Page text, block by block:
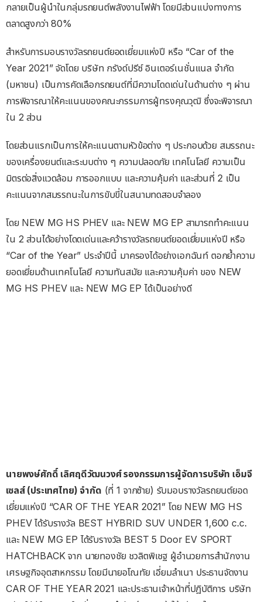
กลายเป็นผู้นำในกลุ่มรถยนต์พลังงานไฟฟ้า โดยมีส่วนแบ่งทางการ
ตลาดสูงกว่า 80%
สำหรับการมอบรางวัลรถยนต์ยอดเยี่ยมแห่งปี หรือ “Car of the
Year 2021” จัดโดย บริษัท กรังด์ปรีซ์ อินเตอร์เนชั่นแนล จำกัด
(มหาชน) เป็นการคัดเลือกรถยนต์ที่มีความโดดเด่นในด้านต่าง ๆ ผ่าน
การพิจารณาให้คะแนนของคณะกรรมการผู้ทรงคุณวุฒิ ซึ่งจะพิจารณา
ใน 2 ส่วน
โดยส่วนแรกเป็นการให้คะแนนตามหัวข้อต่าง ๆ ประกอบด้วย สมรรถนะ
ของเครื่องยนต์และระบบต่าง ๆ ความปลอดภัย เทคโนโลยี ความเป็น
มิตรต่อสิ่งแวดล้อม การออกแบบ และความคุ้มค่า และส่วนที่ 2 เป็น
คะแนนจากสมรรถนะในการขับขี่ในสนามทดสอบจำลอง
โดย NEW MG HS PHEV และ NEW MG EP สามารถทำคะแนน
ใน 2 ส่วนได้อย่างโดดเด่นและคว้ารางวัลรถยนต์ยอดเยี่ยมแห่งปี หรือ
“Car of the Year” ประจำปีนี้ มาครองได้อย่างเอกฉันท์ ตอกย้ำความ
ยอดเยี่ยมด้านเทคโนโลยี ความทันสมัย และความคุ้มค่า ของ NEW
MG HS PHEV และ NEW MG EP ได้เป็นอย่างดี
นายพงษ์ศักดิ์ เลิศฤดีวัฒนวงศ์ รองกรรมการผู้จัดการบริษัท เอ็มจี
เซลส์ (ประเทศไทย) จำกัด (ที่ 1 จากซ้าย) รับมอบรางวัลรถยนต์ยอด
เยี่ยมแห่งปี “CAR OF THE YEAR 2021” โดย NEW MG HS
PHEV ได้รับรางวัล BEST HYBRID SUV UNDER 1,600 c.c.
และ NEW MG EP ได้รับรางวัล BEST 5 Door EV SPORT
HATCHBACK จาก นายทองชัย ชวลิตพิเชฐ ผู้อำนวยการสำนักงาน
เศรษฐกิจอุตสาหกรรม โดยมีนายอโณทัย เอี่ยมลำเนา ประธานจัดงาน
CAR OF THE YEAR 2021 และประธานเจ้าหน้าที่ปฎิบัติการ บริษัท